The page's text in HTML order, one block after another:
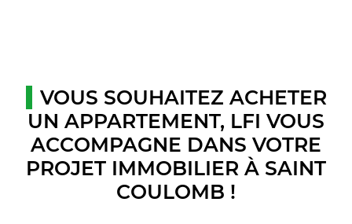
VOUS SOUHAITEZ ACHETER
UN APPARTEMENT, LFI VOUS
ACCOMPAGNE DANS VOTRE
PROJET IMMOBILIER À SAINT
COULOMB !